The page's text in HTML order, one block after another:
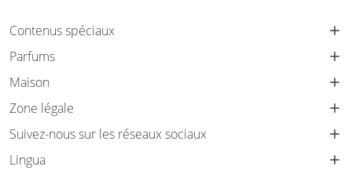
Contenus spéciaux
Parfums
Maison
Zone légale
Suivez-nous sur les réseaux sociaux
Lingua